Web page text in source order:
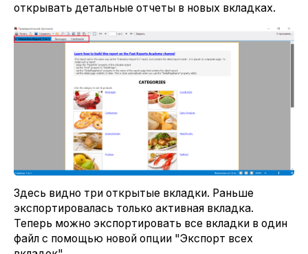
открывать детальные отчеты в новых вкладках.
Здесь видно три открытые вкладки. Раньше
экспортировалась только активная вкладка.
Теперь можно экспортировать все вкладки в один
файл с помощью новой опции "Экспорт всех